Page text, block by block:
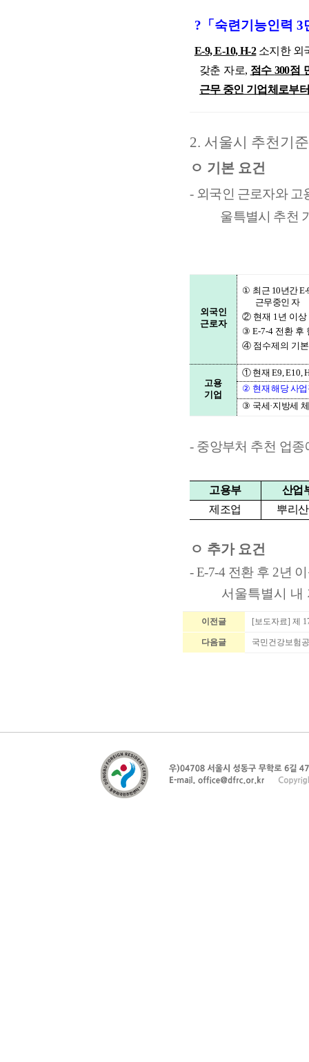
? 「 숙련기능인력 3
E-9, E-10, H-2 소지한 외
갖춘 자로, 점수 300점
근무 중인 기업체로부
2. 서울시 추천기준
ㅇ 기본 요건
- 외국인 근로자와 고
울특별시 추천
외국인
근로자
① 최근 10년간E-
근무중인 자
② 현재 1 년 이
③ E-7-4 전환 후
④ 점수제의 기
고용
기업
① 현재E9, E10,
② 현재 해당 사
③ 국세·지방세
- 중앙부처 추천 업
고용부
산업
제조업
뿌리
ㅇ 추가 요건
- E-7-4 전환 후 2년
서울특별시 내
이전글 [보도자료] 제
다음글 국민건강보험